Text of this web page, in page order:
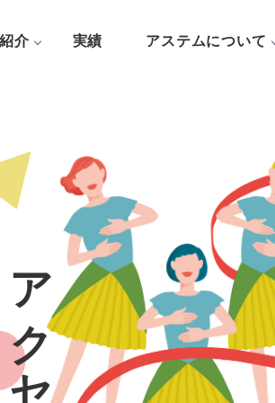
介 実績 アステムについて